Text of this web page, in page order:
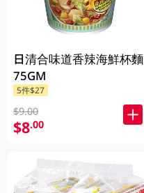
日清合味道香辣海鮮杯麵
75GM
5件$27
$9.00
$8.00